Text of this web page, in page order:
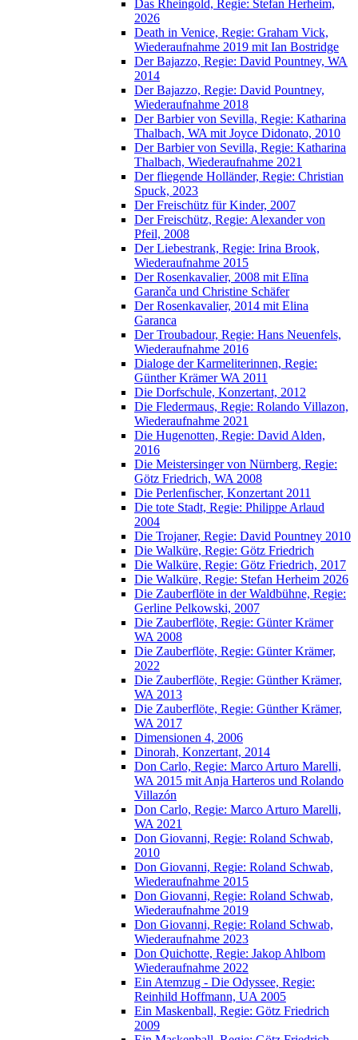
Das Rheingold, Regie: Stefan Herheim,
2026
Death in Venice, Regie: Graham Vick,
Wiederaufnahme 2019 mit Ian Bostridge
Der Bajazzo, Regie: David Pountney, WA
2014
Der Bajazzo, Regie: David Pountney,
Wiederaufnahme 2018
Der Barbier von Sevilla, Regie: Katharina
Thalbach, WA mit Joyce Didonato, 2010
Der Barbier von Sevilla, Regie: Katharina
Thalbach, Wiederaufnahme 2021
Der fliegende Holländer, Regie: Christian
Spuck, 2023
Der Freischütz für Kinder, 2007
Der Freischütz, Regie: Alexander von
Pfeil, 2008
Der Liebestrank, Regie: Irina Brook,
Wiederaufnahme 2015
Der Rosenkavalier, 2008 mit Elīna
Garanča und Christine Schäfer
Der Rosenkavalier, 2014 mit Elina
Garanca
Der Troubadour, Regie: Hans Neuenfels,
Wiederaufnahme 2016
Dialoge der Karmeliterinnen, Regie:
Günther Krämer WA 2011
Die Dorfschule, Konzertant, 2012
Die Fledermaus, Regie: Rolando Villazon,
Wiederaufnahme 2021
Die Hugenotten, Regie: David Alden,
2016
Die Meistersinger von Nürnberg, Regie:
Götz Friedrich, WA 2008
Die Perlenfischer, Konzertant 2011
Die tote Stadt, Regie: Philippe Arlaud
2004
Die Trojaner, Regie: David Pountney 2010
Die Walküre, Regie: Götz Friedrich
Die Walküre, Regie: Götz Friedrich, 2017
Die Walküre, Regie: Stefan Herheim 2026
Die Zauberflöte in der Waldbühne, Regie:
Gerline Pelkowski, 2007
Die Zauberflöte, Regie: Günter Krämer
WA 2008
Die Zauberflöte, Regie: Günter Krämer,
2022
Die Zauberflöte, Regie: Günther Krämer,
WA 2013
Die Zauberflöte, Regie: Günther Krämer,
WA 2017
Dimensionen 4, 2006
Dinorah, Konzertant, 2014
Don Carlo, Regie: Marco Arturo Marelli,
WA 2015 mit Anja Harteros und Rolando
Villazón
Don Carlo, Regie: Marco Arturo Marelli,
WA 2021
Don Giovanni, Regie: Roland Schwab,
2010
Don Giovanni, Regie: Roland Schwab,
Wiederaufnahme 2015
Don Giovanni, Regie: Roland Schwab,
Wiederaufnahme 2019
Don Giovanni, Regie: Roland Schwab,
Wiederaufnahme 2023
Don Quichotte, Regie: Jakop Ahlbom
Wiederaufnahme 2022
Ein Atemzug - Die Odyssee, Regie:
Reinhild Hoffmann, UA 2005
Ein Maskenball, Regie: Götz Friedrich
2009